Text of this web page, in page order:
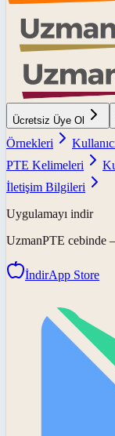
Ücretsiz Üye Ol
Örnekleri
PTE Kelimeleri
İletişim Bilgileri
Uygulamayı indir
UzmanPTE cebinde
İndirApp Store